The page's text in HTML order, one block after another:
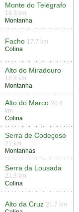
Monte do Telégrafo
16.3 km
Montanha
Facho 17.7 km
Colina
Alto do Miradouro
18.8 km
Montanha
Alto do Marco 20.4
km
Colina
Serra de Codeçoso
21 km
Montanhas
Serra da Lousada
21.3 km
Colina
Alto da Cruz 21.7 km